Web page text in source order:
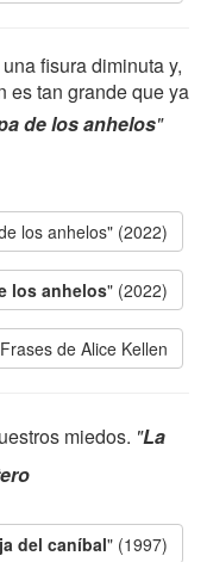
fisura diminuta y,
es tan grande que ya
de los anhelos"
los anhelos" (2022)
los anhelos" (2022)
Frases de Alice Kellen
miedos. "La
del caníbal" (1997)